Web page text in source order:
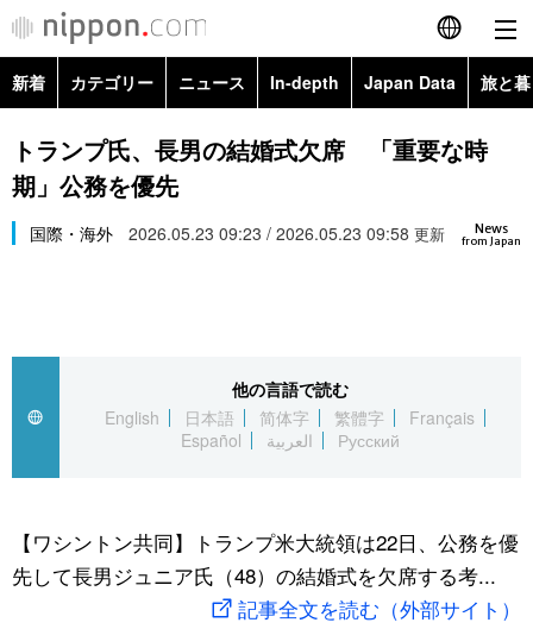
English
简体字
Русский
カテゴリー
経済・ビジネス
国際
文化
トップ
アーカイブ
In-depth
Japan Data
動画/Live
新着 カテゴリー ニュース In-depth Japan Data 旅と
政治・外交
経済・ビジネス
スポーツ・東京2020
Topics
トランプ氏、長男の結婚式欠席 「重要な時
期」公務を優先
News
from Japan
国際・海外 2026.05.23 09:23 / 2026.05.23 09:58 更新
他の言語で読む
English
日本語 简体字 繁體字
Français
Español
العربية Русский
【ワシントン共同】トランプ米大統領は22日、公務を優
先して長男ジュニア氏（48）の結婚式を欠席する考...
記事全文を読む（外部サイト）